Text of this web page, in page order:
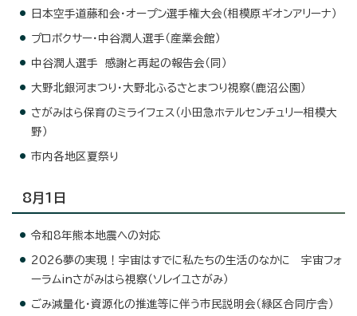
日本空手道藤和会・オープン選手権大会（相模原ギオンアリーナ）
プロボクサー・中谷潤人選手（産業会館）
中谷潤人選手 感謝と再起の報告会（同）
大野北銀河まつり・大野北ふるさとまつり視察（鹿沼公園）
さがみはら保育のミライフェス（小田急ホテルセンチュリー相模大
野）
市内各地区夏祭り
8月1日
令和8年熊本地震への対応
2026夢の実現！宇宙はすでに私たちの生活のなかに 宇宙フォ
ーラムinさがみはら視察（ソレイユさがみ）
ごみ減量化・資源化の推進等に伴う市民説明会（緑区合同庁舎）